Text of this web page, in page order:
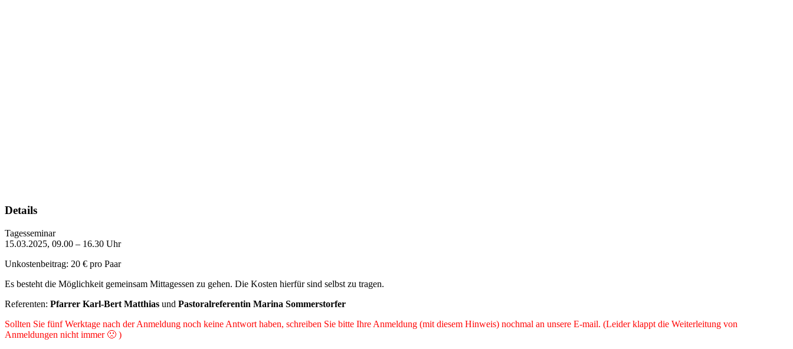
Details
Tagesseminar
15.03.2025, 09.00 – 16.30 Uhr
Unkostenbeitrag: 20 € pro Paar
Es besteht die Möglichkeit gemeinsam Mittagessen zu gehen. Die Kosten hierfür sind selbst zu tragen.
Referenten: Pfarrer Karl-Bert Matthias und Pastoralreferentin Marina Sommerstorfer
Sollten Sie fünf Werktage nach der Anmeldung noch keine Antwort haben, schreiben Sie bitte Ihre Anmeldung (mit diesem Hinweis) nochmal an unsere E-mail. (Leider klappt die Weiterleitung von
Anmeldungen nicht immer 🙁 )